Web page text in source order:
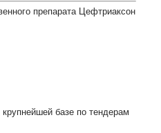
препарата Цефтриаксон
базе по тендерам